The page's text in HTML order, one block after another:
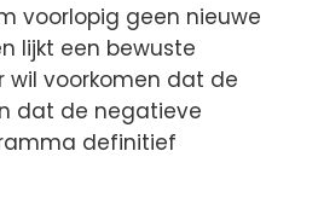
voorlopig geen nieuwe
lijkt een bewuste
wil voorkomen dat de
dat de negatieve
definitief